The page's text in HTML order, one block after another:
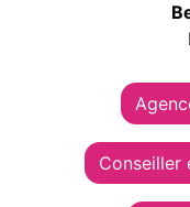
Conseiller